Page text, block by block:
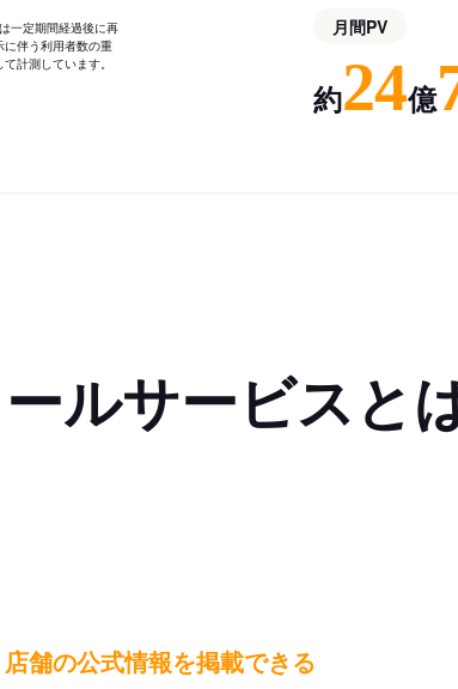
一定期間経過後に再
伴う利用者数の重
計測しています。
月間PV
約24億
ルサービスと
店舗の公式情報を掲載できる